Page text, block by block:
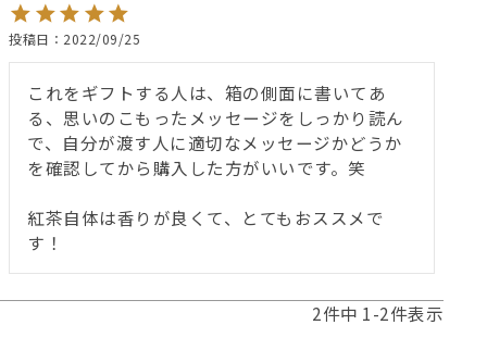
投稿日 2022/09/25
これをギフトする人は、箱の側面に書いてあ
る、思いのこもったメッセージをしっかり読ん
で、自分が渡す人に適切なメッセージかどうか
を確認してから購入した方がいいです。笑
紅茶自体は香りが良くて、とてもおススメで
す！
2件中 1-2件表示